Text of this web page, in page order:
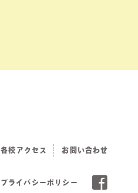
各校アクセス お問い合わせ
プライバシーポリシー